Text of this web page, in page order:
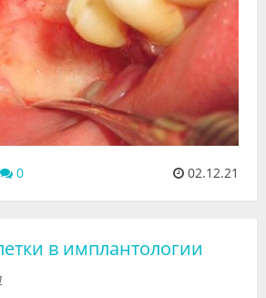
0 02.12.21
в имплантологии